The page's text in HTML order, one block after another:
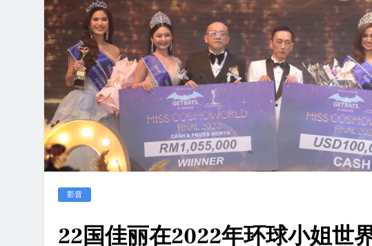
影音
22国佳丽在2022年环球小姐世